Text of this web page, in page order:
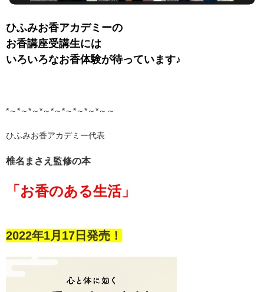
ひふみお香アカデミーの
お香講座受講生には
いろいろなお香体験が待っています♪
*～*～*～*～*～*～*～*～*～～
ひふみお香アカデミー代表
椎名まさえ監修の本
「お香のある生活」
2022年1月17日発売！